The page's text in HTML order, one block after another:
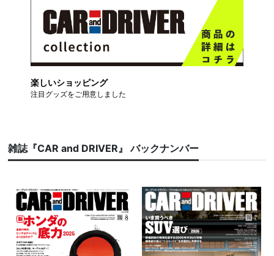
楽しいショッピング
注目グッズをご用意しました
雑誌『CAR and DRIVER』 バックナンバー